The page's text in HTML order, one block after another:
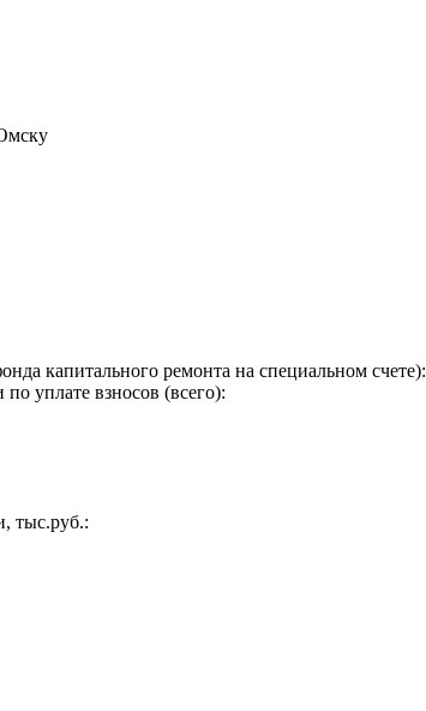
капитального ремонта на специальном счете):
уплате взносов (всего):
тыс.руб.: